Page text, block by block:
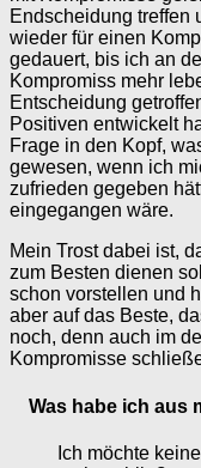
Endscheidung treffen
wieder für einen
gedauert, bis ich an
Kompromiss mehr
Entscheidung
Positiven entwickelt
Frage in den Kopf,
gewesen, wenn ich
zufrieden gegeben
eingegangen wäre.
Mein Trost dabei ist,
zum Besten dienen
schon vorstellen und
aber auf das Beste,
noch, denn auch im
Kompromisse
Was habe ich aus
Ich möchte